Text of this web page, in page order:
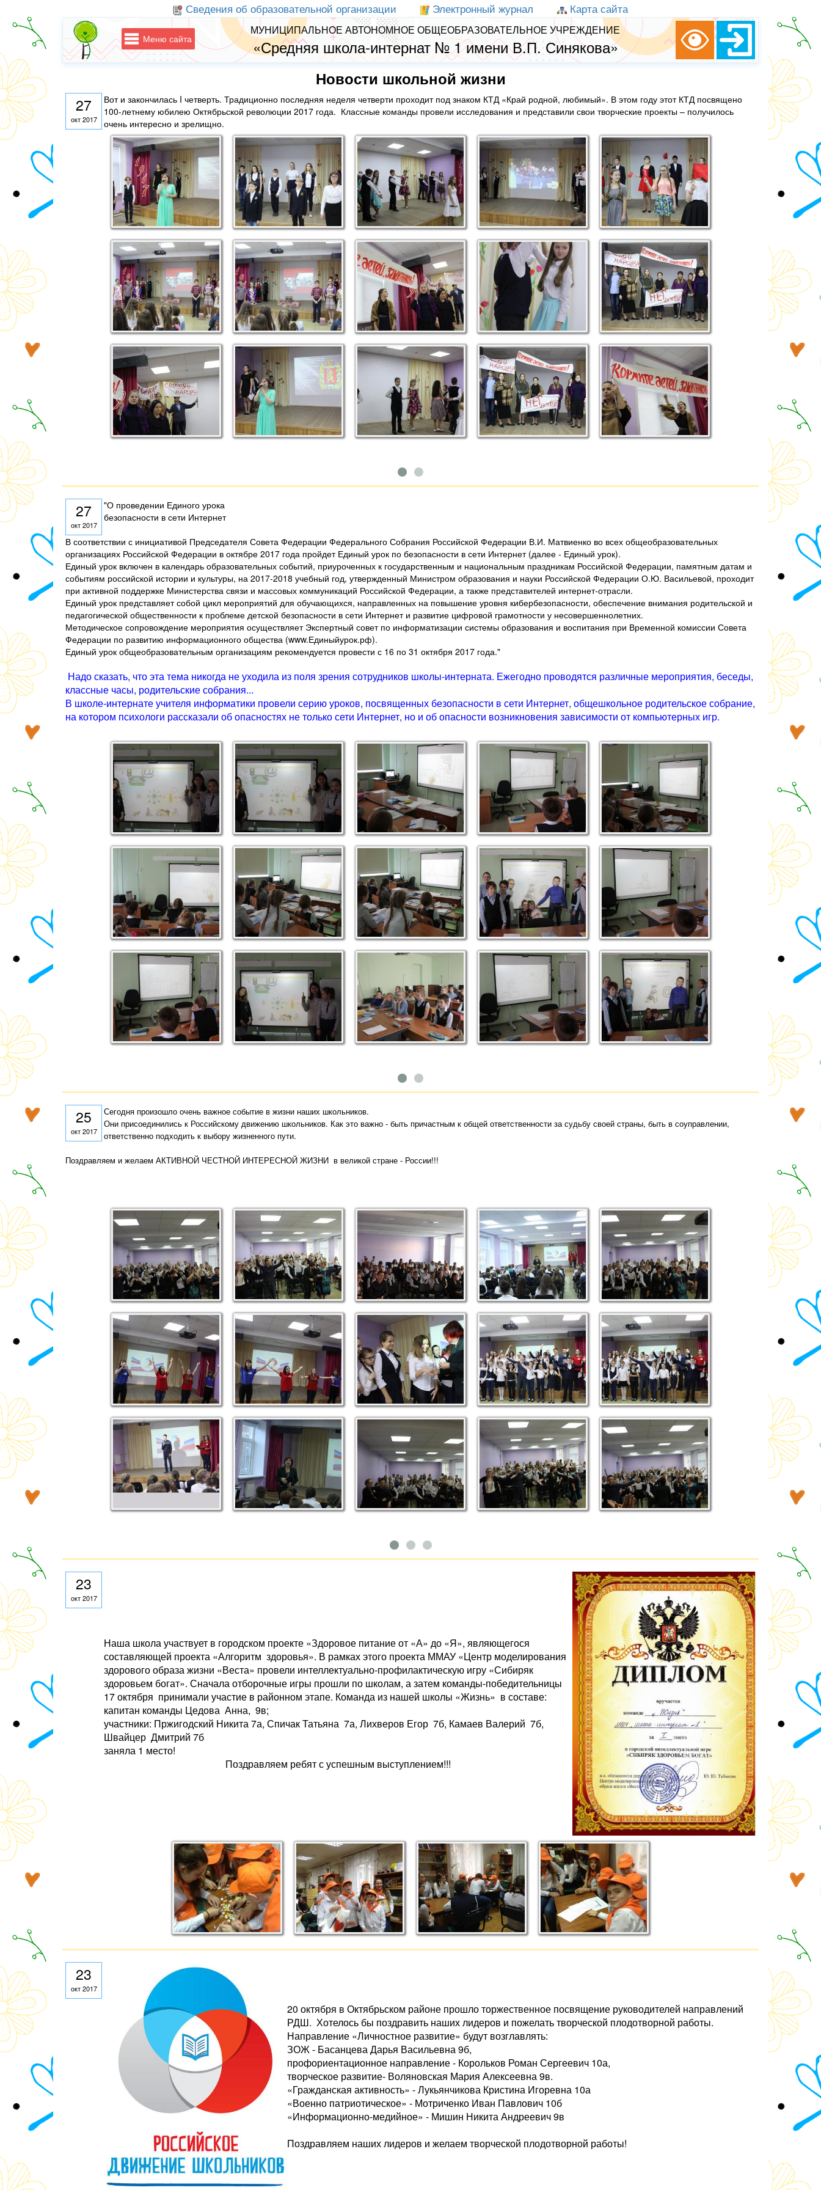
Сведения об образовательной организации Электронный журнал Карта сайта
Меню сайта
МУНИЦИПАЛЬНОЕ АВТОНОМНОЕ ОБЩЕОБРАЗОВАТЕЛЬНОЕ УЧРЕЖДЕНИЕ
«Средняя школа-интернат № 1 имени В.П. Синякова»
Новости школьной жизни
27
окт 2017
Вот и закончилась I четверть. Традиционно последняя неделя четверти проходит под знаком КТД «Край родной, любимый». В этом году этот КТД посвящено
100-летнему юбилею Октябрьской революции 2017 года. Классные команды провели исследования и представили свои творческие проекты – получилось
очень интересно и зрелищно.
27
окт 2017
"О проведении Единого урока
безопасности в сети Интернет
В соответствии с инициативой Председателя Совета Федерации Федерального Собрания Российской Федерации В.И. Матвиенко во всех общеобразовательных
организациях Российской Федерации в октябре 2017 года пройдет Единый урок по безопасности в сети Интернет (далее - Единый урок).
Единый урок включен в календарь образовательных событий, приуроченных к государственным и национальным праздникам Российской Федерации, памятным датам и
событиям российской истории и культуры, на 2017-2018 учебный год, утвержденный Министром образования и науки Российской Федерации О.Ю. Васильевой, проходит
при активной поддержке Министерства связи и массовых коммуникаций Российской Федерации, а также представителей интернет-отрасли.
Единый урок представляет собой цикл мероприятий для обучающихся, направленных на повышение уровня кибербезопасности, обеспечение внимания родительской и
педагогической общественности к проблеме детской безопасности в сети Интернет и развитие цифровой грамотности у несовершеннолетних.
Методическое сопровождение мероприятия осуществляет Экспертный совет по информатизации системы образования и воспитания при Временной комиссии Совета
Федерации по развитию информационного общества (www.Единыйурок.рф).
Единый урок общеобразовательным организациям рекомендуется провести с 16 по 31 октября 2017 года."
Надо сказать, что эта тема никогда не уходила из поля зрения сотрудников школы-интерната. Ежегодно проводятся различные мероприятия, беседы,
классные часы, родительские собрания...
В школе-интернате учителя информатики провели серию уроков, посвященных безопасности в сети Интернет, общешкольное родительское собрание,
на котором психологи рассказали об опасностях не только сети Интернет, но и об опасности возникновения зависимости от компьютерных игр.
25
окт 2017
Сегодня произошло очень важное событие в жизни наших школьников.
Они присоединились к Российскому движению школьников. Как это важно - быть причастным к общей ответственности за судьбу своей страны, быть в соуправлении,
ответственно подходить к выбору жизненного пути.
Поздравляем и желаем АКТИВНОЙ ЧЕСТНОЙ ИНТЕРЕСНОЙ ЖИЗНИ в великой стране - России!!!
23
окт 2017
Наша школа участвует в городском проекте «Здоровое питание от «А» до «Я», являющегося
составляющей проекта «Алгоритм здоровья». В рамках этого проекта ММАУ «Центр моделирования
здорового образа жизни «Веста» провели интеллектуально-профилактическую игру «Сибиряк
здоровьем богат». Сначала отборочные игры прошли по школам, а затем команды-победительницы
17 октября принимали участие в районном этапе. Команда из нашей школы «Жизнь» в составе:
капитан команды Цедова Анна, 9в;
участники: Пржигодский Никита 7а, Спичак Татьяна 7а, Лихверов Егор 7б, Камаев Валерий 7б,
Швайцер Дмитрий 7б
заняла 1 место!
Поздравляем ребят с успешным выступлением!!!
23
окт 2017
20 октября в Октябрьском районе прошло торжественное посвящение руководителей направлений
РДШ. Хотелось бы поздравить наших лидеров и пожелать творческой плодотворной работы.
Направление «Личностное развитие» будут возглавлять:
ЗОЖ - Басанцева Дарья Васильевна 9б,
профориентационное направление - Корольков Роман Сергеевич 10а,
творческое развитие- Воляновская Мария Алексеевна 9в.
«Гражданская активность» - Лукьянчикова Кристина Игоревна 10а
«Военно патриотическое» - Мотриченко Иван Павлович 10б
«Информационно-медийное» - Мишин Никита Андреевич 9в
Поздравляем наших лидеров и желаем творческой плодотворной работы!